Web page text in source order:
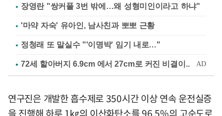
장영란 "쌍커풀 3번 밖에…왜 성형미인이라고 하냐"
'마약 자숙' 유아인, 남사친과 뽀뽀 근황
정청래 또 말실수 "'이명박' 임기 내로…"
연구진은 개발한 흡수제로 350시간 이상 연속 운전실증
을 진행해 하루 1㎏의 이산화탄소를 96.5%의 고순도로